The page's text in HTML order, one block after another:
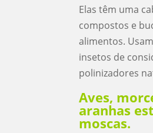
Elas têm uma
compostos e
alimentos.
insetos de
polinizadores
Aves,
aranhas
moscas.